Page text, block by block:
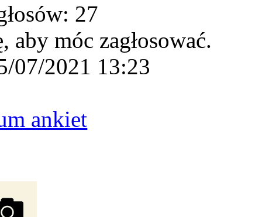
27
aby móc zagłosować.
07/2021 13:23
ankiet